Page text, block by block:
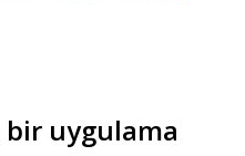
uygulama